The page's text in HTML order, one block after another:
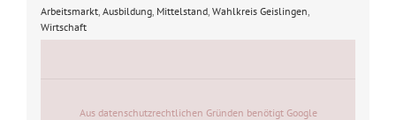
Arbeitsmarkt, Ausbildung, Mittelstand, Wahlkreis Geislingen,
Wirtschaft
Aus datenschutzrechtlichen Gründen benötigt Google